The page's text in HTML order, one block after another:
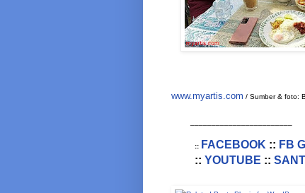
www.myartis.com / Sumber & foto:
:: FACEBOOK :: FB
:: YOUTUBE ::